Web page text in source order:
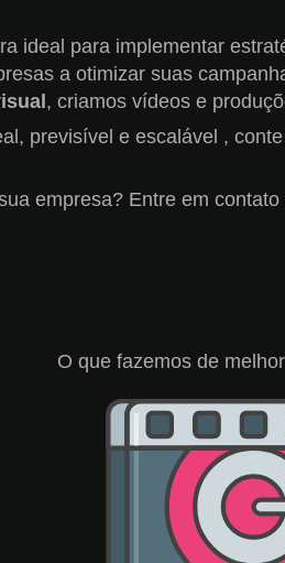
ideal para implementar
a otimizar suas
, criamos vídeos e
previsível e escalável ,
empresa? Entre em
O que fazemos de melhor​